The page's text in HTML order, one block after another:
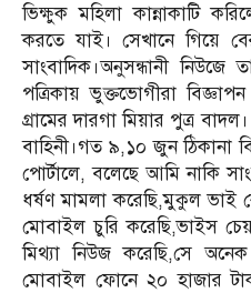
ভিক্ষুক মহিলা কান্নাকাটি
করতে যাই। সেখানে গিয়ে
সাংবাদিক।অনুসন্ধানী
পত্রিকায় ভুক্তভোগীরা
গ্রামের দারগা মিয়ার পুত্র
বাহিনী।গত ৯,১০ জুন ঠিকানা
পোর্টালে, বলেছে আমি নাকি
ধর্ষণ মামলা করেছি,মুকুল ভাই
মোবাইল চুরি করেছি,ভাইস
মিথ্যা নিউজ করেছি,সে
মোবাইল ফোনে ২০ হাজার